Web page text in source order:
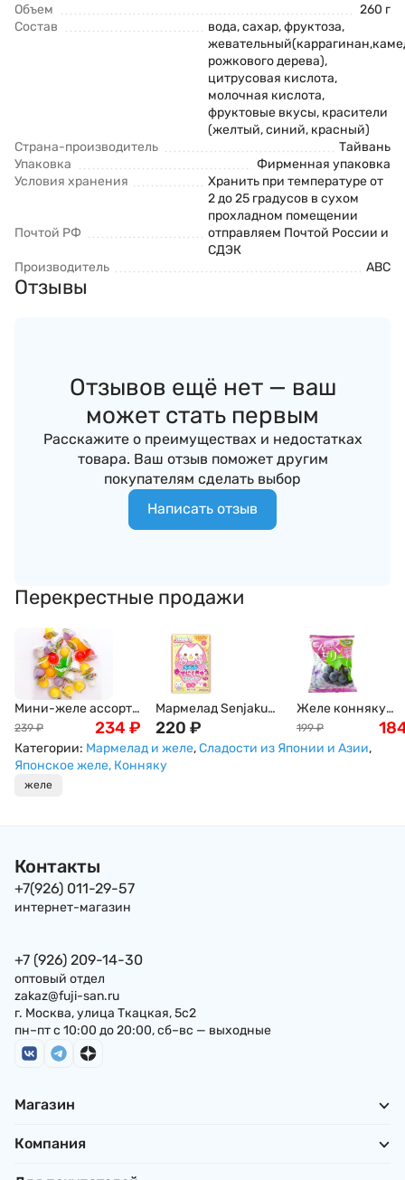
Объем
260 г
Состав
вода, сахар, фруктоза,
рожкового дерева),
цитрусовая кислота,
молочная кислота,
фруктовые вкусы, красители
(желтый, синий, красный)
Страна-производитель
Тайвань
Упаковка
Фирменная упаковка
Условия хранения
Хранить при температуре от
2 до 25 градусов в сухом
прохладном помещении
Почтой РФ
отправляем Почтой России и
СДЭК
Производитель
ABC
Отзывы
Отзывов ещё нет — ваш
может стать первым
Расскажите о преимуществах и недостатках
товара. Ваш отзыв поможет другим
покупателям сделать выбор
Написать отзыв
Перекрестные продажи
Мини-желе ассорти
тропических вкусов
New Choice, 400г
239 ₽ 234₽
Мармелад Senjaku
Кошкины Лапки -
персиковые/
виноградные, 32 г,
Япония
220 ₽
Желе конняку
Yukiguni с
виноградом, 16 г
199 ₽
Категории: Мармелад и желе,Сладости из Японии и Азии,
Японское желе, Конняку
желе
Контакты
+7(926) 011-29-57
интернет-магазин
+7 (926) 209-14-30
оптовый отдел
zakaz@fuji-san.ru
г. Москва, улица Ткацкая, 5с2
пн–пт с 10:00 до 20:00, сб–вс — выходные
Магазин
Компания